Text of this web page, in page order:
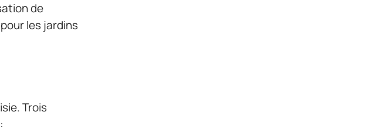
de
les jardins
Trois